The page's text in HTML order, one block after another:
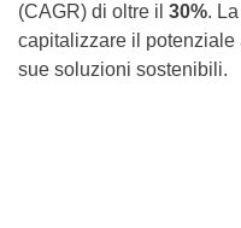
(CAGR) di oltre il 30%.
capitalizzare il potenziale
sue soluzioni sostenibili.